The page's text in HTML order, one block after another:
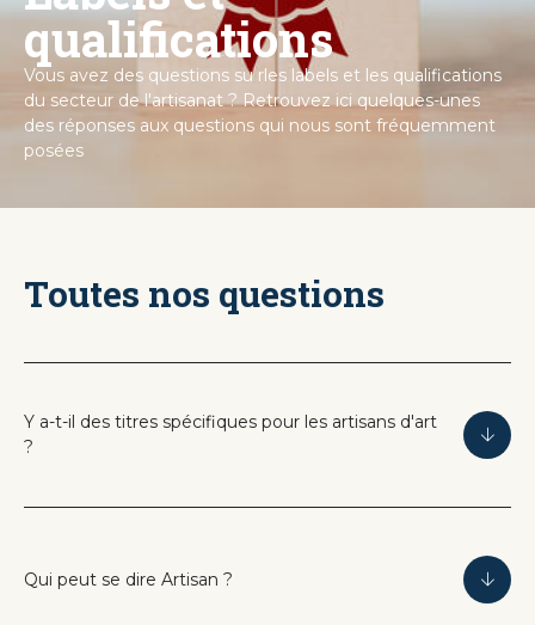
qualifications
Vous avez des questions su rles labels et les qualifications
du secteur de l'artisanat ? Retrouvez ici quelques-unes
des réponses aux questions qui nous sont fréquemment
posées
Toutes nos questions
Y a-t-il des titres spécifiques pour les artisans d'art
?
Qui peut se dire Artisan ?